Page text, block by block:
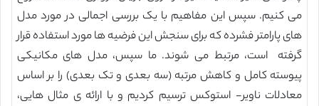
می کنیم. سپس این مفاهیم با یک بررسی اجمالی در مورد مدل
های پارامتر فشرده که برای سنجش این فرضیه ها مورد استفاده قرار
گرفته است، مرتبط می شوند. ما سپس، مدل های مکانیکی
پیوسته کامل و کاهش مرتبه (سه بعدی و تک بعدی) را بر اساس
معادلات ناویر- استوکس ترسیم کردیم و با ارائه ی مثال هایی،